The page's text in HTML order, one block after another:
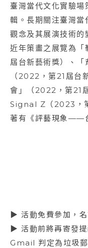
臺灣當代文化實驗場
輯。長期關注臺灣當
觀念及其展演技術的
近年策畫之展覽為
屆台新藝術獎）、
（2022，第21屆台
會」（2022，第21
Signal Z（2023，
著有《評藝現象——
▶ 活動免費參加，名
▶ 活動前將再寄發
Gmail 判定為垃圾郵